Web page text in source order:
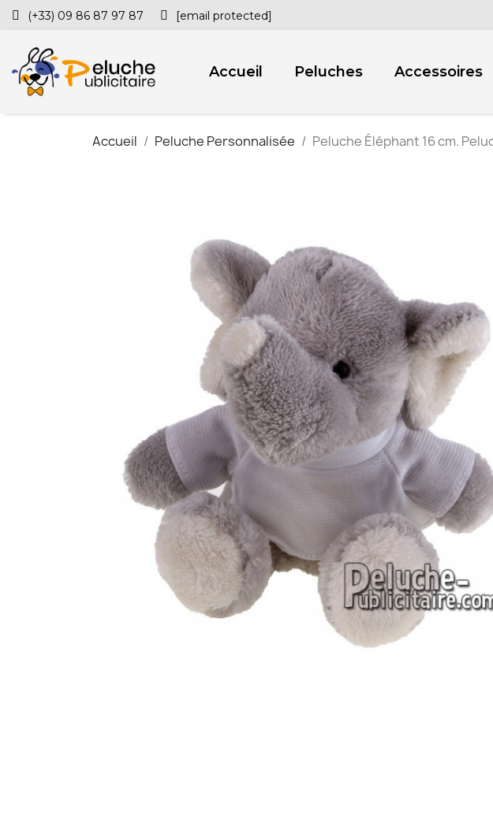
(+33) 09 86 87 97 87 [email protected]
Accueil Peluches Accessoires
Accueil Peluche Personnalisée Peluche Éléphant 16 cm.